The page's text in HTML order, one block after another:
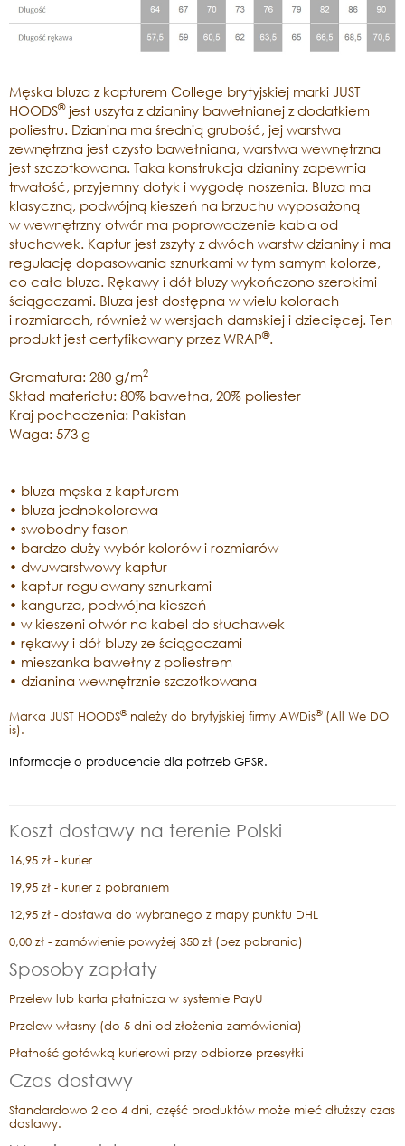
Męska bluza z kapturem College brytyjskiej marki JUST
HOODS®jest uszyta z dzianiny bawełnianej z dodatkiem
poliestru. Dzianina ma średnią grubość, jej warstwa
zewnętrzna jest czysto bawełniana, warstwa wewnętrzna
jest szczotkowana. Taka konstrukcja dzianiny zapewnia
trwałość, przyjemny dotyk i wygodę noszenia. Bluza ma
klasyczną, podwójną kieszeń na brzuchu wyposażoną
w wewnętrzny otwór ma poprowadzenie kabla od
słuchawek. Kaptur jest zszyty z dwóch warstw dzianiny i ma
regulację dopasowania sznurkami w tym samym kolorze,
co cała bluza. Rękawy i dół bluzy wykończono szerokimi
ściągaczami. Bluza jest dostępna w wielu kolorach
i rozmiarach, również w wersjach damskiej i dziecięcej. Ten
produkt jest certyfikowany przez WRAP®.
Gramatura: 280 g/m2
Skład materiału: 80% bawełna, 20% poliester
Kraj pochodzenia: Pakistan
Waga: 573 g
• bluza męska z kapturem
• bluza jednokolorowa
• swobodny fason
• bardzo duży wybór kolorów i rozmiarów
• dwuwarstwowy kaptur
• kaptur regulowany sznurkami
• kangurza, podwójna kieszeń
• w kieszeni otwór na kabel do słuchawek
• rękawy i dół bluzy ze ściągaczami
• mieszanka bawełny z poliestrem
• dzianina wewnętrznie szczotkowana
Marka JUST HOODS®należy do brytyjskiej firmy AWDis®(All We DO
is).
Informacje o producencie dla potrzeb GPSR.
Koszt dostawy na terenie Polski
16,95 zł - kurier
19,95 zł - kurier z pobraniem
12,95 zł - dostawa do wybranego z mapy punktu DHL
0,00 zł - zamówienie powyżej 350 zł (bez pobrania)
Sposoby zapłaty
Przelew lub karta płatnicza w systemie PayU
Przelew własny (do 5 dni od złożenia zamówienia)
Płatność gotówką kurierowi przy odbiorze przesyłki
Czas dostawy
Standardowo 2 do 4 dni, część produktów może mieć dłuższy czas
dostawy.